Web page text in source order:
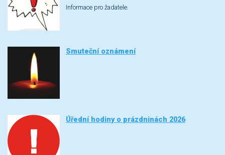
Informace pro žadatele.
Smuteční oznámení
Úřední hodiny o prázdninách 2026